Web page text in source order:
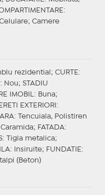
:
Camere
rezidential; CURTE :
: Nou; STADIU
IMOBIL : Buna;
EXTERIORI :
: Tencuiala, Polistiren
Caramida; FATADA:
: Tigla metalica;
: Insiruite; FUNDATIE :
(Beton)